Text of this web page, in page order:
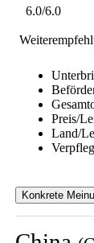
6.0/6.0
Preis/
Land/
Konkrete